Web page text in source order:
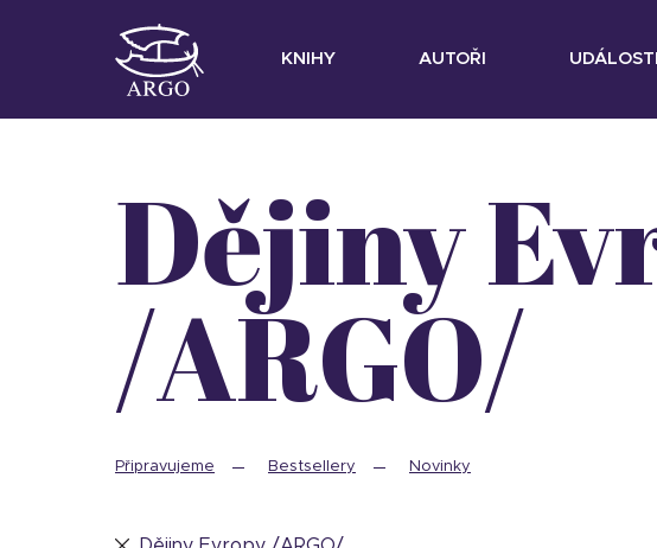
KNIHY AUTOŘI UDÁLOSTI
Dějiny Evropy
/ARGO/
Připravujeme Bestsellery Novinky